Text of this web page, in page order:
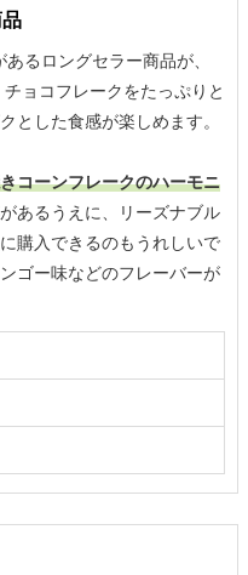
るロングセラー商品が、
ョコフレークをたっぷりと
とした食感が楽しめます。
コーンフレークのハーモニ
あるうえに、リーズナブル
購入できるのもうれしいで
ゴー味などのフレーバーが